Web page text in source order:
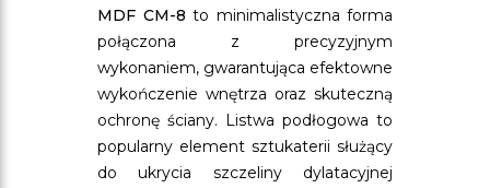
MDF CM-8 to minimalistyczna forma
połączona z precyzyjnym
wykonaniem, gwarantująca efektowne
wykończenie wnętrza oraz skuteczną
ochronę ściany. Listwa podłogowa to
popularny element sztukaterii służący
do ukrycia szczeliny dylatacyjnej